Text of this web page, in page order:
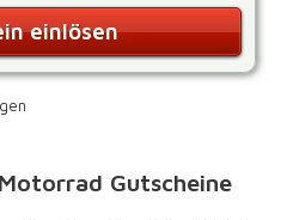
einlösen
Gutscheine